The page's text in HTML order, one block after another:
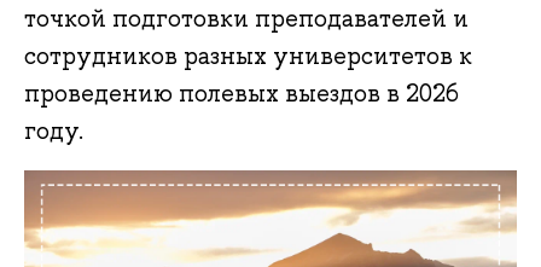
точкой подготовки преподавателей и
сотрудников разных университетов к
проведению полевых выездов в 2026
году.